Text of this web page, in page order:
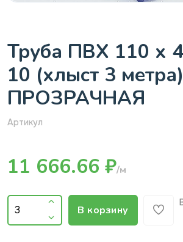
Труба ПВХ 110 х
10 (хлыст 3 метра)
ПРОЗРАЧНАЯ
Артикул
11 666.66 ₽/м
В корзину